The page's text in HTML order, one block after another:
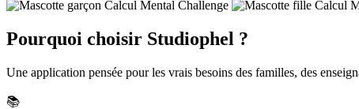
Pourquoi choisir Studiophel ?
Une application pensée pour les vrais besoins des familles, des
📚